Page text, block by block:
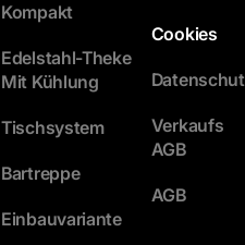
Kompakt
Edelstahl-Theke
Mit Kühlung
Tischsystem
Bartreppe
Einbauvariante
Cookies
Verkaufs
AGB
AGB